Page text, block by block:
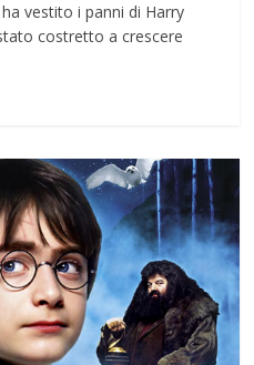
vestito i panni di Harry
costretto a crescere